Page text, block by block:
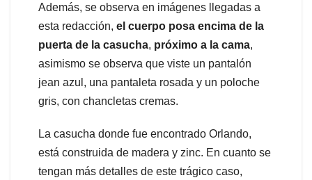
Además, se observa en imágenes llegadas a
esta redacción, el cuerpo posa encima de la
puerta de la casucha, próximo a la cama,
asimismo se observa que viste un pantalón
jean azul, una pantaleta rosada y un poloche
gris, con chancletas cremas.
La casucha donde fue encontrado Orlando,
está construida de madera y zinc. En cuanto se
tengan más detalles de este trágico caso,